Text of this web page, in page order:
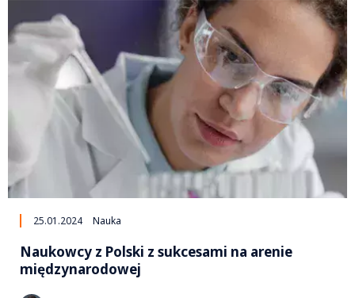
25.01.2024 Nauka
Naukowcy z Polski z sukcesami na arenie
międzynarodowej